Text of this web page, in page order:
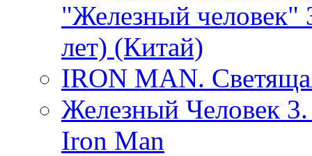
"Железный человек"
лет) (Китай)
IRON MAN.
Железный Человек
Iron Man